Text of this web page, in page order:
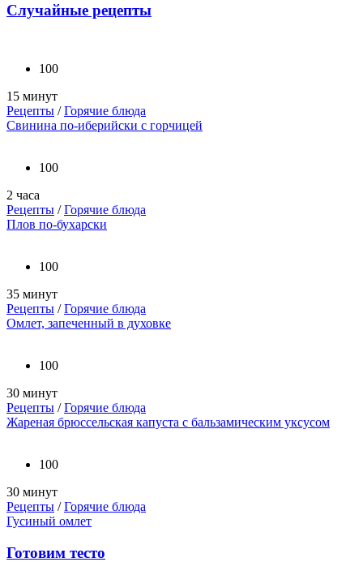
Случайные рецепты
100
15 минут
Рецепты /Горячие блюда
Свинина по-иберийски с горчицей
100
2 часа
Рецепты /Горячие блюда
Плов по-бухарски
100
35 минут
Рецепты /Горячие блюда
Омлет, запеченный в духовке
100
30 минут
Рецепты /Горячие блюда
Жареная брюссельская капуста с бальзамическим уксусом
100
30 минут
Рецепты /Горячие блюда
Гусиный омлет
Готовим тесто